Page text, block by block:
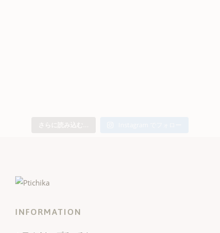
INFORMATION